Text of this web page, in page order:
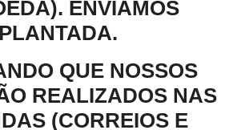
ENVIAMOS
PLANTADA.
QUE NOSSOS
REALIZADOS NAS
(CORREIOS E